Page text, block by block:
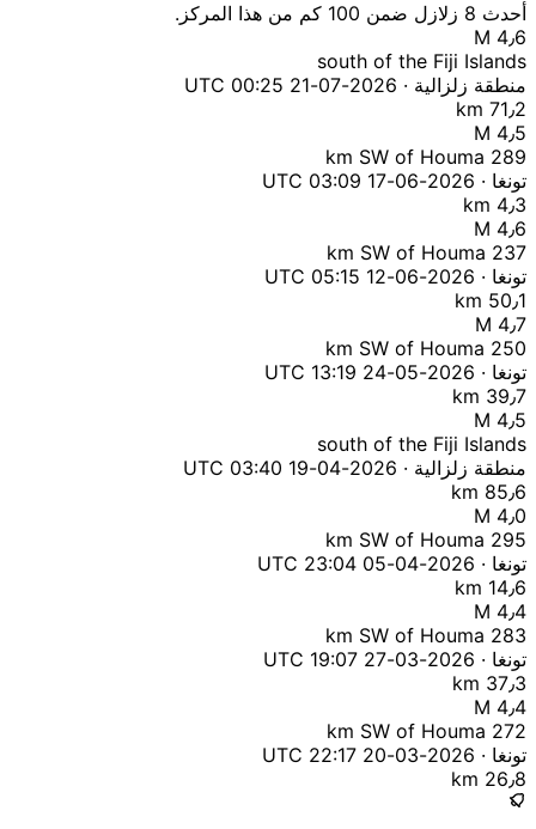
أحدث 8 زلازل ضمن 100 كم من هذا المركز.
M 4٫6
south of the Fiji Islands
منطقة زلزالية · 2026-07-21 00:25 UTC
71٫2 km
M 4٫5
289 km SW of Houma
تونغا · 2026-06-17 03:09 UTC
4٫3 km
M 4٫6
237 km SW of Houma
تونغا · 2026-06-12 05:15 UTC
50٫1 km
M 4٫7
250 km SW of Houma
تونغا · 2026-05-24 13:19 UTC
39٫7 km
M 4٫5
south of the Fiji Islands
منطقة زلزالية · 2026-04-19 03:40 UTC
85٫6 km
M 4٫0
295 km SW of Houma
تونغا · 2026-04-05 23:04 UTC
14٫6 km
M 4٫4
283 km SW of Houma
تونغا · 2026-03-27 19:07 UTC
37٫3 km
M 4٫4
272 km SW of Houma
تونغا · 2026-03-20 22:17 UTC
26٫8 km